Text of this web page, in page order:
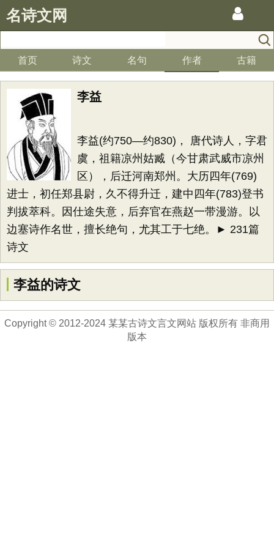
名诗文网
首页 诗文 名句 作者 古籍
李益
李益(约750—约830)， 唐代诗人，字君
虞，祖籍凉州姑臧（今甘肃武威市凉州
区），后迁河南郑州。大历四年(769)
进士，初任郑县尉，久不得升迁，建中四年(783)登书
判拔萃科。因仕途失意，后弃官在燕赵一带漫游。以
边塞诗作名世，擅长绝句，尤其工于七绝。► 231篇
诗文
李益的诗文
Copyright © 2012-2024 某某古诗文言文网站 版权所有 非商用
版本